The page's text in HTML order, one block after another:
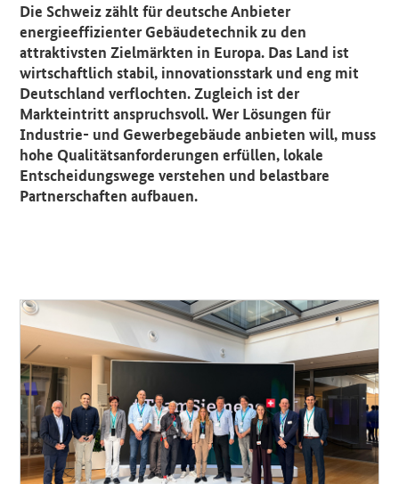
Die Schweiz zählt für deutsche Anbieter
energieeffizienter Gebäudetechnik zu den
attraktivsten Zielmärkten in Europa. Das Land ist
wirtschaftlich stabil, innovationsstark und eng mit
Deutschland verflochten. Zugleich ist der
Markteintritt anspruchsvoll. Wer Lösungen für
Industrie- und Gewerbegebäude anbieten will, muss
hohe Qualitätsanforderungen erfüllen, lokale
Entscheidungswege verstehen und belastbare
Partnerschaften aufbauen.